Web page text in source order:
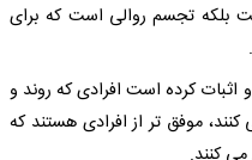
بلکه تجسم روالی است که برای
کرده است افرادی که روند و
موفق تر از افرادی هستند که